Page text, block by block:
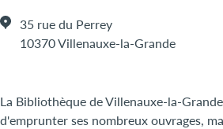
35 rue du Perrey
10370 Villenauxe-la-Grande
La Bibliothèque de Villenauxe-la-
d'emprunter ses nombreux ouvrages,